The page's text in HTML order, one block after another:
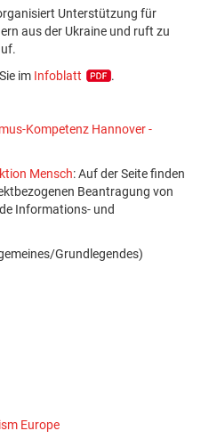
Unterstützung für
aus der Ukraine und ruft zu
im Infoblatt .
Kompetenz Hannover -
Mensch: Auf der Seite finden
Beantragung von
Informations- und
Grundlegendes)
Europe